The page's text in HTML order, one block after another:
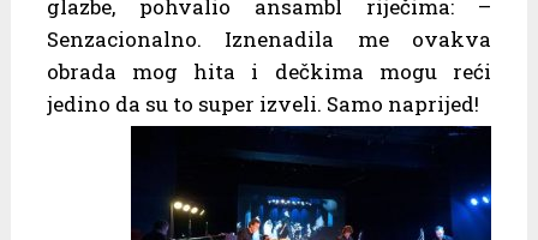
glazbe, pohvalio ansambl riječima: –
Senzacionalno. Iznenadila me ovakva
obrada mog hita i dečkima mogu reći
jedino da su to super izveli. Samo naprijed!